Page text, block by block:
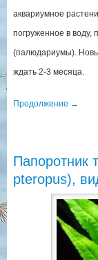
аквариумное
погруженное в
(палюдариумы).
ждать 2-3 месяца.
Продолжение →
Папоротник
pteropus),